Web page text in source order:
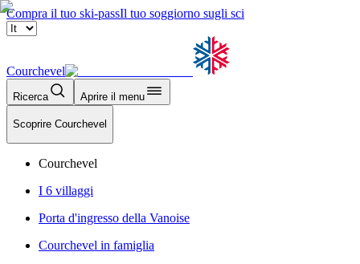
Compra il tuo ski-passIl tuo soggiorno sugli sci
Courchevel
Ricerca Aprire il menu
Scoprire Courchevel
Courchevel
I 6 villaggi
Porta d'ingresso della Vanoise
Courchevel in famiglia